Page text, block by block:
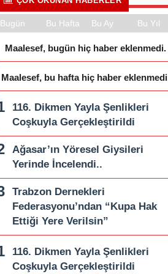
Bugün Bu Hafta Bu Ay Bu Yıl
Maalesef, bugün hiç haber eklenmedi.
Maalesef, bu hafta hiç haber
116. Dikmen Yayla Şenlikleri
Coşkuyla Gerçekleştirildi
Ağasar’ın Yöresel Giysileri
Yerinde İncelendi..
Trabzon Dernekleri
Federasyonu’ndan “Kupa Hak
Ettiği Yere Verilsin”
116. Dikmen Yayla Şenlikleri
Coşkuyla Gerçekleştirildi